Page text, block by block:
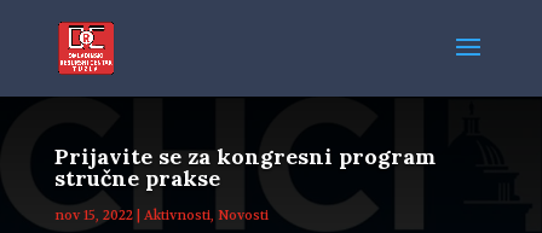
Prijavite se za kongresni program
stručne prakse
nov 15, 2022| Aktivnosti, Novosti